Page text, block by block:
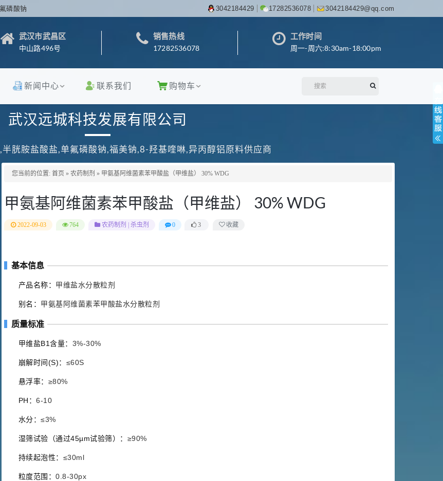
磷酸钠 3042184429 17282536078 3042184429@qq.com
武汉市武昌区
中山路496号
销售热线
17282536078
工作时间
周一-周六:8:30am-18:00pm
新闻中心 联系我们 购物车
武汉远城科技发展有限公司
胱胺盐酸盐,单氟磷酸钠,福美钠,8-羟基喹啉,异丙醇铝原料供应商
您当前的位置: 首页 » 农药制剂 » 甲氨基阿维菌素苯甲酸盐（甲维盐） 30% WDG
甲氨基阿维菌素苯甲酸盐（甲维盐） 30% WDG
2022-09-03 764 农药制剂 杀虫剂 0 3 收藏
基本信息
产品名称： 甲维盐水分散粒剂
别名： 甲氨基阿维菌素苯甲酸盐水分散粒剂
质量标准
甲维盐B1含量： 3%-30%
崩解时间(S)： ≤60S
悬浮率： ≥80%
PH： 6-10
水分： ≤3%
湿筛试验（通过45µm试验筛）： ≥90%
持续起泡性： ≤30ml
粒度范围： 0.8-30px
1 胍基乙酸 98%